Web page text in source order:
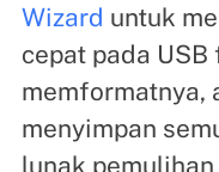
Wizard untuk
cepat pada
memformatnya,
menyimpan
lunak